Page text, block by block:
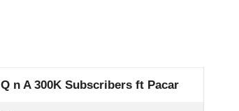
Q n A 300K Subscribers ft Pacar